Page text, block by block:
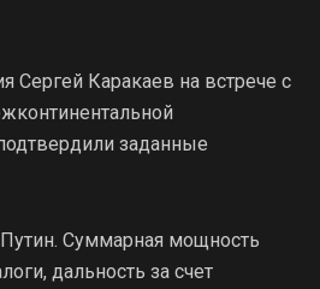
Сергей Каракаев на встрече с
заданные
Суммарная мощность
дальность за счет